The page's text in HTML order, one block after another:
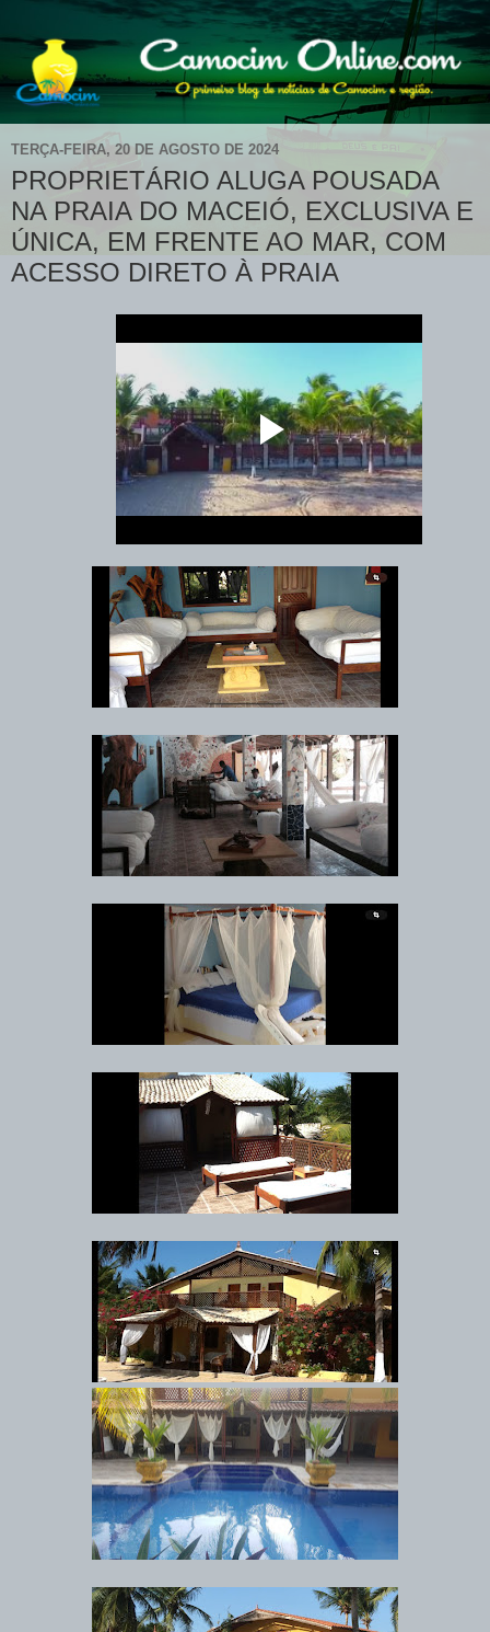
TERÇA-FEIRA, 20 DE AGOSTO DE 2024
PROPRIETÁRIO ALUGA POUSADA
NA PRAIA DO MACEIÓ, EXCLUSIVA E
ÚNICA, EM FRENTE AO MAR, COM
ACESSO DIRETO À PRAIA